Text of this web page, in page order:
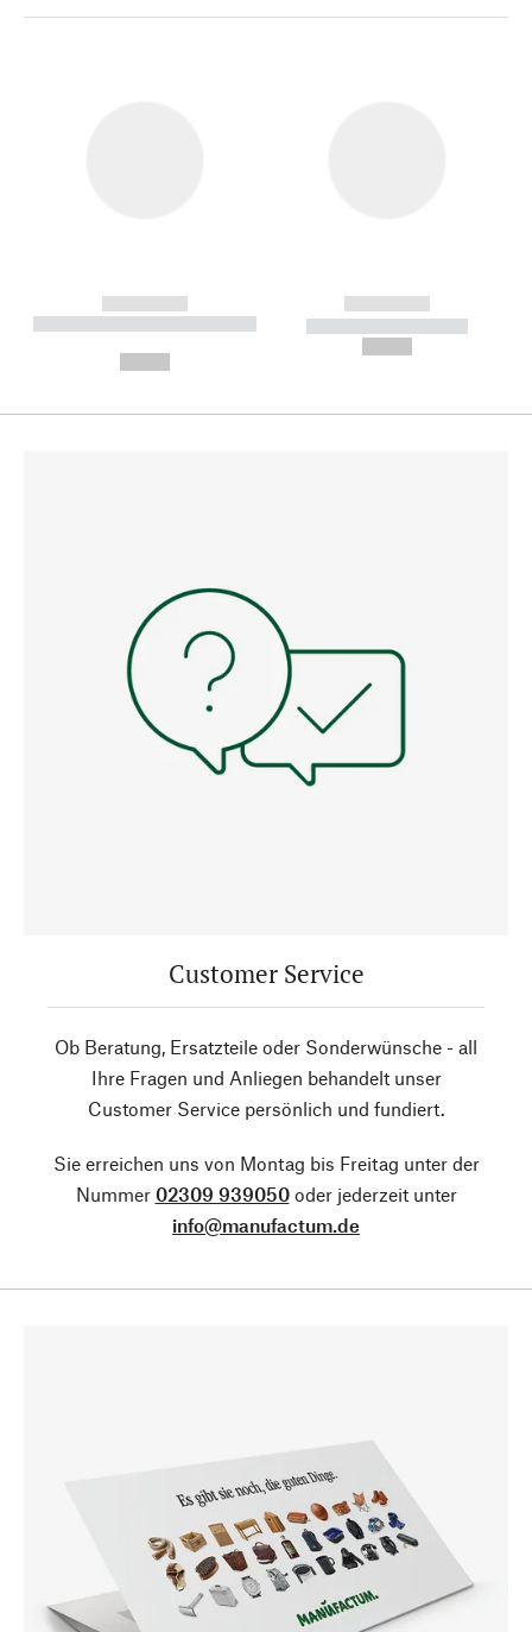
------------
----------- ----------- --------
------------
----------- -----------
Customer Service
Ob Beratung, Ersatzteile oder Sonderwünsche - all
Ihre Fragen und Anliegen behandelt unser
Customer Service persönlich und fundiert.
Sie erreichen uns von Montag bis Freitag unter der
Nummer 02309 939050oder jederzeit unter
info@manufactum.de